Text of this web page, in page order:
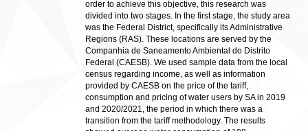
order to achieve this objective, this research was
divided into two stages. In the first stage, the study area
was the Federal District, specifically its Administrative
Regions (RAS). These locations are served by the
Companhia de Saneamento Ambiental do Distrito
Federal (CAESB). We used sample data from the local
census regarding income, as well as information
provided by CAESB on the price of the tariff,
consumption and pricing of water users by SA in 2019
and 2020/2021, the period in which there was a
transition from the tariff methodology. The results